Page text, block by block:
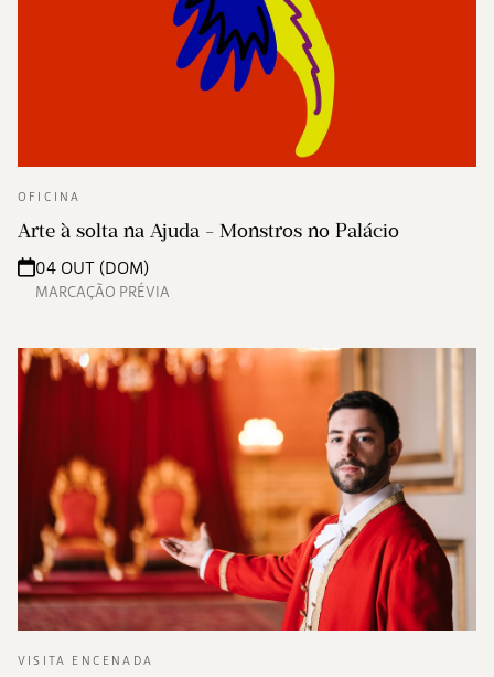
OFICINA
Arte à solta na Ajuda - Monstros no Palácio
04 OUT (DOM)
MARCAÇÃO PRÉVIA
VISITA ENCENADA